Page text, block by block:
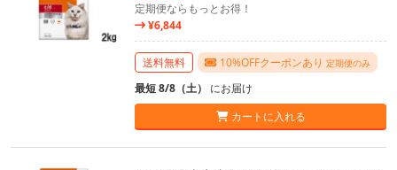
定期便ならもっとお得！
¥6,844
送料無料 10%OFFクーポンあり 定期便のみ
最短 8/8（土） にお届け
カートに入れる